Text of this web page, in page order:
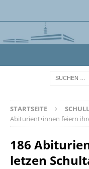
STARTSEITE
Abiturient•innen feiern
186
letzen